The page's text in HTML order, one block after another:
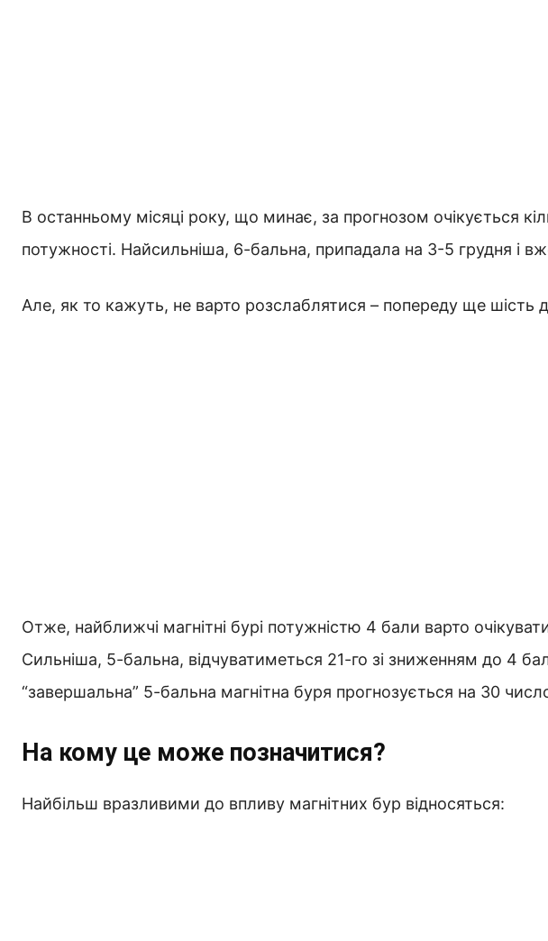
В останньому місяці року, що минає, за прогнозом очікується
потужності. Найсильніша, 6-бальна, припадала на 3-5 грудня і
Але, як то кажуть, не варто розслаблятися – попереду ще шість
Отже, найближчі магнітні бурі потужністю 4 бали варто
Сильніша, 5-бальна, відчуватиметься 21-го зі зниженням до 4
“завершальна” 5-бальна магнітна буря прогнозується на 30
На кому це може позначитися?
Найбільш вразливими до впливу магнітних бур відносяться: